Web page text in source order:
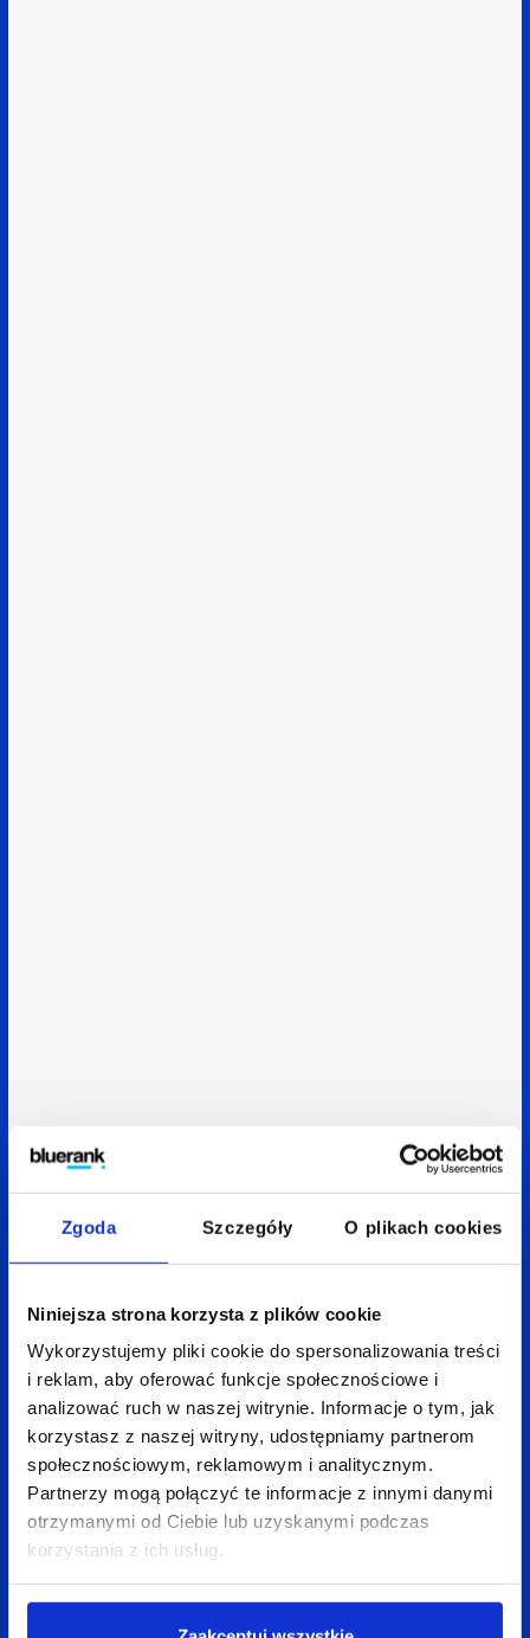
Zgoda Szczegóły O plikach cookies
Niniejsza strona korzysta z plików cookie
Wykorzystujemy pliki cookie do spersonalizowania treści
i reklam, aby oferować funkcje społecznościowe i
analizować ruch w naszej witrynie. Informacje o tym, jak
korzystasz z naszej witryny, udostępniamy partnerom
społecznościowym, reklamowym i analitycznym.
Partnerzy mogą połączyć te informacje z innymi danymi
otrzymanymi od Ciebie lub uzyskanymi podczas
korzystania z ich usług.